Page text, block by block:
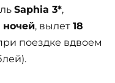
Saphia 3*,
ночей, вылет 18
поездке вдвоем